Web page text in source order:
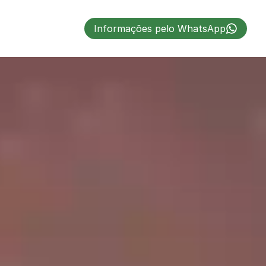
Informações pelo WhatsApp